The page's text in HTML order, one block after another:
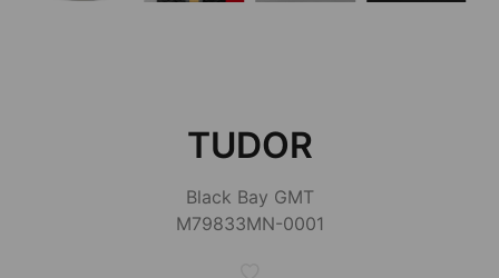
TUDOR
Black Bay GMT
M79833MN-0001